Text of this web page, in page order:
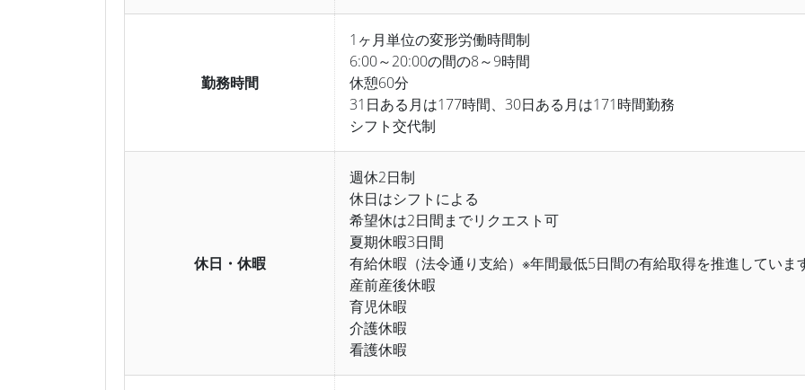
勤務時間
1ヶ月単位の変形労働時間制
6:00～20:00の間の8～9時間
休憩60分
31日ある月は177時間、30日ある月は171時間勤務
シフト交代制
休日・休暇
週休2日制
休日はシフトによる
希望休は2日間までリクエスト可
夏期休暇3日間
有給休暇（法令通り支給）※年間最低5日間の有給取得を推進していま
産前産後休暇
育児休暇
介護休暇
看護休暇